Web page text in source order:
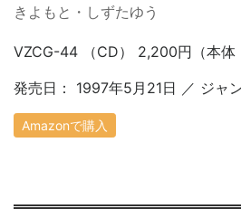
きよもと・しずたゆう
VZCG-44 （CD） 2,200円（本体
発売日： 1997年5月21日 ／ ジャ
Amazonで購入